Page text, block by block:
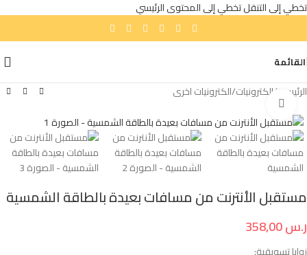
تخطي إلى التنقلتخطي إلى المحتوى الرئيسي
القائمة
الرئيسية/إلكترونيات/الكترونيات اخرى
مستقبل الأنترنت من مسافات بعيدة بالطاقة الشمسية
ر.س
زوايا تسويقية: